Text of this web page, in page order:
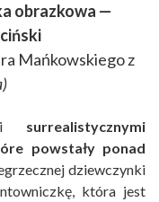
obrazkowa —
Mańkowskiego z
surrealistycznymi
powstały ponad
dziewczynki
która jest